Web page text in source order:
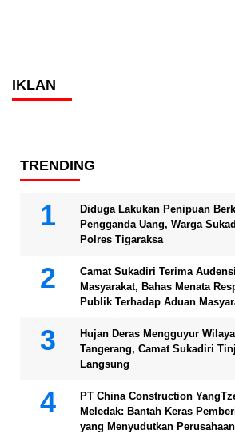
IKLAN
TRENDING
Diduga Lakukan Penipuan
Pengganda Uang, Warga
Polres Tigaraksa
Camat Sukadiri Terima
Masyarakat, Bahas Menata
Publik Terhadap Aduan
Hujan Deras Mengguyur
Tangerang, Camat Sukadiri
Langsung
PT China Construction
Meledak: Bantah Keras
yang Menyudutkan